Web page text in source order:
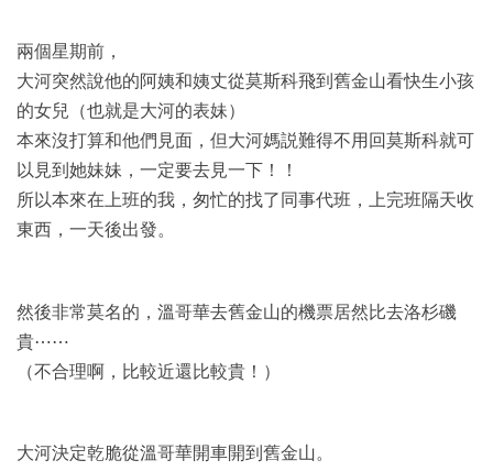
兩個星期前，
大河突然說他的阿姨和姨丈從莫斯科飛到舊金山看快生小孩
的女兒（也就是大河的表妹）
本來沒打算和他們見面，但大河媽説難得不用回莫斯科就可
以見到她妹妹，一定要去見一下！！
所以本來在上班的我，匆忙的找了同事代班，上完班隔天收
東西，一天後出發。
然後非常莫名的，溫哥華去舊金山的機票居然比去洛杉磯
貴⋯⋯
（不合理啊，比較近還比較貴！）
大河決定乾脆從溫哥華開車開到舊金山。